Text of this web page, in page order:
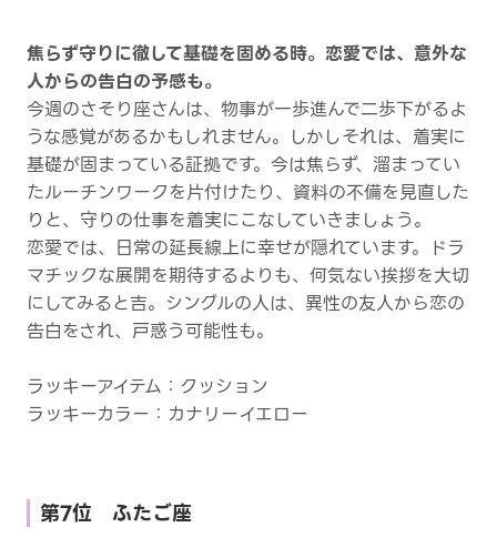
焦らず守りに徹して基礎を固める時。恋愛では、意外な
人からの告白の予感も。
今週のさそり座さんは、物事が一歩進んで二歩下がるよ
うな感覚があるかもしれません。しかしそれは、着実に
基礎が固まっている証拠です。今は焦らず、溜まってい
たルーチンワークを片付けたり、資料の不備を見直した
りと、守りの仕事を着実にこなしていきましょう。
恋愛では、日常の延長線上に幸せが隠れています。ドラ
マチックな展開を期待するよりも、何気ない挨拶を大切
にしてみると吉。シングルの人は、異性の友人から恋の
告白をされ、戸惑う可能性も。
ラッキーアイテム：クッション
ラッキーカラー：カナリーイエロー
第7位 ふたご座